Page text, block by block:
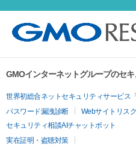
GMOインターネットグループのセ
世界初総合ネットセキュリティサービス
パスワード漏洩診断
Webサイトリス
セキュリティ相談AIチャットボット
実在証明・盗聴対策